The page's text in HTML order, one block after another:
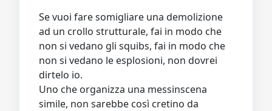
Se vuoi fare somigliare una demolizione
ad un crollo strutturale, fai in modo che
non si vedano gli squibs, fai in modo che
non si vedano le esplosioni, non dovrei
dirtelo io.
Uno che organizza una messinscena
simile, non sarebbe così cretino da